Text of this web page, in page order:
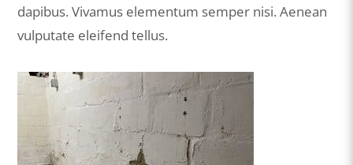
dapibus. Vivamus elementum semper nisi. Aenean
vulputate eleifend tellus.